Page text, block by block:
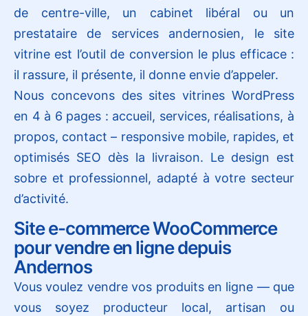
de centre-ville, un cabinet libéral ou un
prestataire de services andernosien, le site
vitrine est l’outil de conversion le plus efficace :
il rassure, il présente, il donne envie d’appeler.
Nous concevons des sites vitrines WordPress
en 4 à 6 pages : accueil, services, réalisations, à
propos, contact – responsive mobile, rapides, et
optimisés SEO dès la livraison. Le design est
sobre et professionnel, adapté à votre secteur
d’activité.
Site e-commerce WooCommerce
pour vendre en ligne depuis
Andernos
Vous voulez vendre vos produits en ligne — que
vous soyez producteur local, artisan ou